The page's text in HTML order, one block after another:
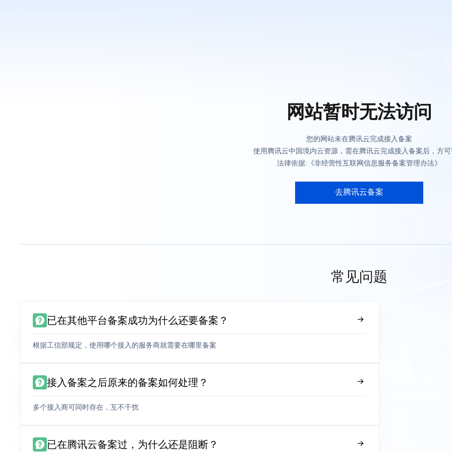
网站暂时无法访问
您的网站未在腾讯云完成接入备案
使用腾讯云中国境内云资源，需在腾讯云完成接入备案后，方
法律依据:《非经营性互联网信息服务备案管理办法》
去腾讯云备案
常见问题
已在其他平台备案成功为什么还要备案？
根据工信部规定，使用哪个接入的服务商就需要在哪里备案
接入备案之后原来的备案如何处理？
多个接入商可同时存在，互不干扰
已在腾讯云备案过，为什么还是阻断？